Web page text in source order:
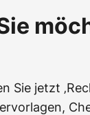
Sie jetzt